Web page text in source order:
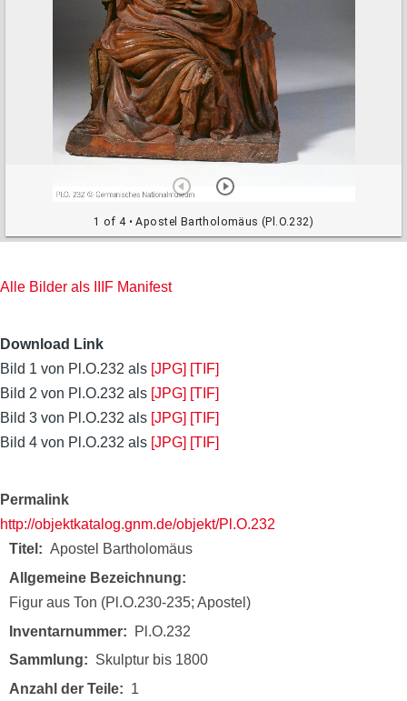
1 of 4• Apostel Bartholomäus (Pl.O.232)
Alle Bilder als IIIF Manifest
Download Link
Bild 1 von Pl.O.232 als [JPG] [TIF]
Bild 2 von Pl.O.232 als [JPG] [TIF]
Bild 3 von Pl.O.232 als [JPG] [TIF]
Bild 4 von Pl.O.232 als [JPG] [TIF]
Permalink
http://objektkatalog.gnm.de/objekt/Pl.O.232
Titel
Apostel Bartholomäus
Allgemeine Bezeichnung
Figur aus Ton (Pl.O.230-235; Apostel)
Inventarnummer
Pl.O.232
Sammlung
Skulptur bis 1800
Anzahl der Teile
1